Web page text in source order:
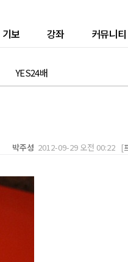
기보 강좌 커뮤니티
YES24배
박주성 2012-09-29 오전 00:22 [